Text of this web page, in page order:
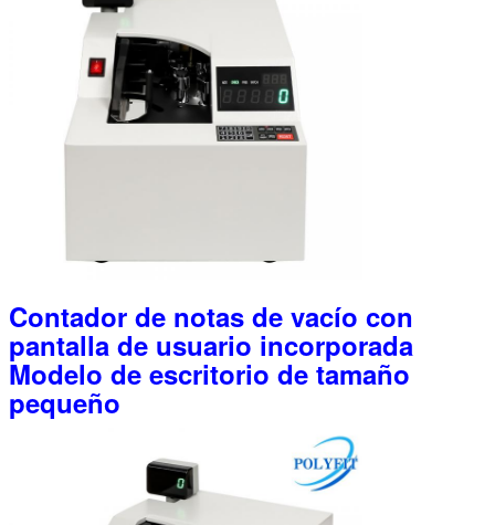
Contador de notas de vacío con
pantalla de usuario incorporada
Modelo de escritorio de tamaño
pequeño